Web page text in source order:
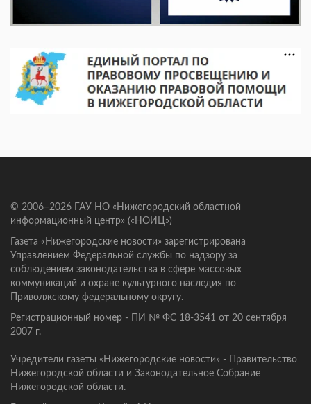
© 2006–2026 ГАУ НО «Нижегородский областной
информационный центр» («НОИЦ»)
Газета «Нижегородские новости» зарегистрирована
Управлением Федеральной службы по надзору за
соблюдением законодательства в сфере массовых
коммуникаций и охране культурного наследия по
Приволжскому федеральному округу.
Регистрационный номер - ПИ № ФС 18-3541 от 20 сентября
2007 г.
Учредители газеты «Нижегородские новости» - Правительство
Нижегородской области и Законодательное Собрание
Нижегородской области.